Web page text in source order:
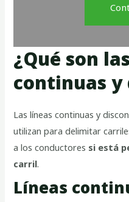
¿Qué son
continuas y
Las líneas continuas y
utilizan para delimitar
a los conductores si está
carril.
Líneas